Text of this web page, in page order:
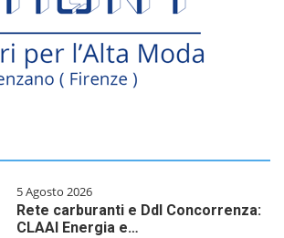
5 Agosto 2026
Rete carburanti e Ddl Concorrenza:
CLAAI Energia e…